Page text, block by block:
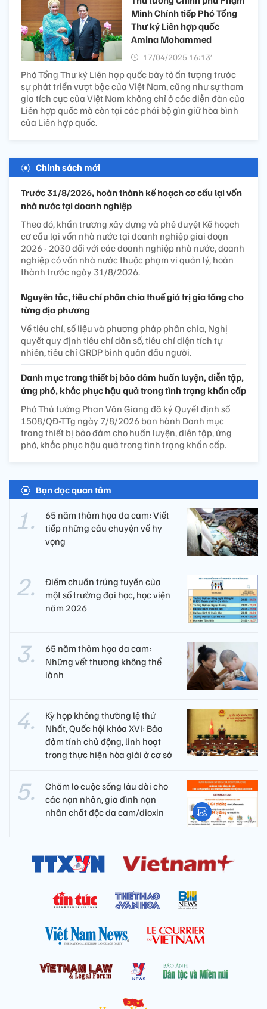
Minh Chính tiếp Phó Tổng
Thư ký Liên hợp quốc
Amina Mohammed
17/04/2025 16:13’
Phó Tổng Thư ký Liên hợp quốc bày tỏ ấn tượng trước
sự phát triển vượt bậc của Việt Nam, cũng như sự tham
gia tích cực của Việt Nam không chỉ ở các diễn đàn của
Liên hợp quốc mà còn tại các phái bộ gìn giữ hòa bình
của Liên hợp quốc.
Chính sách mới
Trước 31/8/2026, hoàn thành kế hoạch cơ cấu lại vốn
nhà nước tại doanh nghiệp
Theo đó, khẩn trương xây dựng và phê duyệt Kế hoạch
cơ cấu lại vốn nhà nước tại doanh nghiệp giai đoạn
2026 - 2030 đối với các doanh nghiệp nhà nước, doanh
nghiệp có vốn nhà nước thuộc phạm vi quản lý, hoàn
thành trước ngày 31/8/2026.
Nguyên tắc, tiêu chí phân chia thuế giá trị gia tăng cho
từng địa phương
Về tiêu chí, số liệu và phương pháp phân chia, Nghị
quyết quy định tiêu chí dân số, tiêu chí diện tích tự
nhiên, tiêu chí GRDP bình quân đầu người.
Danh mục trang thiết bị bảo đảm huấn luyện, diễn tập,
ứng phó, khắc phục hậu quả trong tình trạng khẩn cấp
Phó Thủ tướng Phan Văn Giang đã ký Quyết định số
1508/QĐ-TTg ngày 7/8/2026 ban hành Danh mục
trang thiết bị bảo đảm cho huấn luyện, diễn tập, ứng
phó, khắc phục hậu quả trong tình trạng khẩn cấp.
Bạn đọc quan tâm
65 năm thảm họa da cam: Viết
tiếp những câu chuyện về hy
vọng
Điểm chuẩn trúng tuyển của
một số trường đại học, học viện
năm 2026
65 năm thảm họa da cam:
Những vết thương không thể
lành
Kỳ họp không thường lệ thứ
Nhất, Quốc hội khóa XVI: Bảo
đảm tính chủ động, linh hoạt
trong thực hiện hòa giải ở cơ sở
Chăm lo cuộc sống lâu dài cho
các nạn nhân, gia đình nạn
nhân chất độc da cam/dioxin